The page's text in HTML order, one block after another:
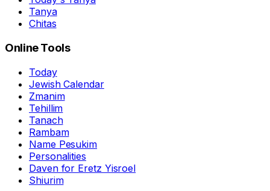
Tanya
Chitas
Online Tools
Today
Jewish Calendar
Zmanim
Tehillim
Tanach
Rambam
Name Pesukim
Personalities
Daven for Eretz Yisroel
Shiurim